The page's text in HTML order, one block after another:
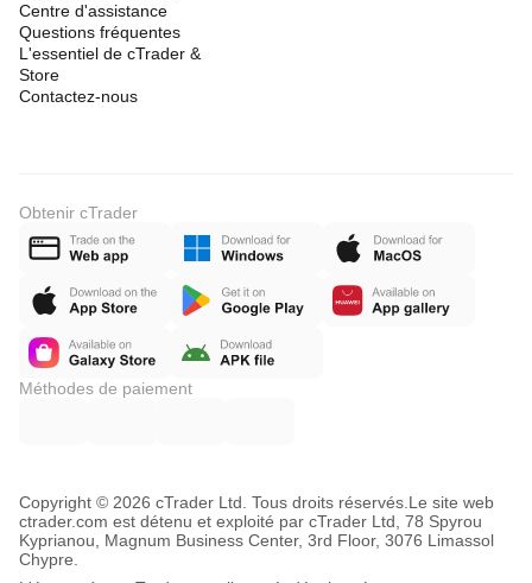
Centre d'assistance
Questions fréquentes
L'essentiel de cTrader &
Store
Contactez-nous
Obtenir cTrader
Méthodes de paiement
Copyright © 2026 cTrader Ltd. Tous droits réservés. Le site web
ctrader.com est détenu et exploité par cTrader Ltd, 78 Spyrou
Kyprianou, Magnum Business Center, 3rd Floor, 3076 Limassol
Chypre.